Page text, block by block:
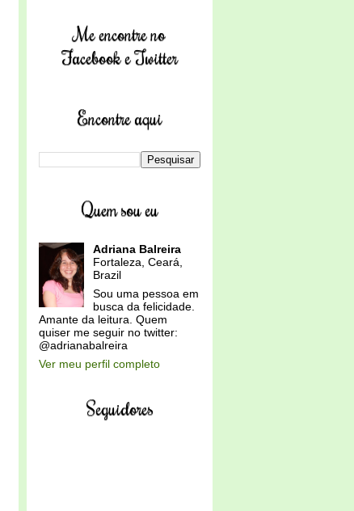
Me encontre no
Facebook e Twitter
Encontre aqui
Quem sou eu
Adriana Balreira
Fortaleza, Ceará,
Brazil
Sou uma pessoa em
busca da felicidade.
Amante da leitura. Quem
quiser me seguir no twitter:
@adrianabalreira
Ver meu perfil completo
Seguidores